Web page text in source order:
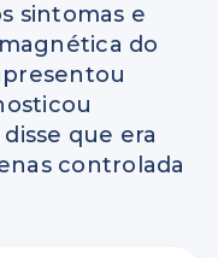
sintomas e
do
que era
controlada